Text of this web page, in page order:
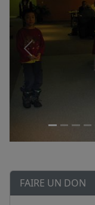
FAIRE UN DON